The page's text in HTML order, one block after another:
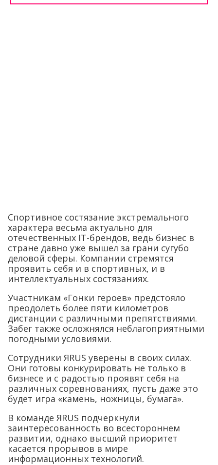
Спортивное состязание экстремального
характера весьма актуально для
отечественных IT-брендов, ведь бизнес в
стране давно уже вышел за грани сугубо
деловой сферы. Компании стремятся
проявить себя и в спортивных, и в
интеллектуальных состязаниях.
Участникам «Гонки героев» предстояло
преодолеть более пяти километров
дистанции с различными препятствиями.
Забег также осложнялся неблагоприятными
погодными условиями.
Сотрудники ЯRUS уверены в своих силах.
Они готовы конкурировать не только в
бизнесе и с радостью проявят себя на
различных соревнованиях, пусть даже это
будет игра «камень, ножницы, бумага».
В команде ЯRUS подчеркнули
заинтересованность во всестороннем
развитии, однако высший приоритет
касается прорывов в мире
информационных технологий.